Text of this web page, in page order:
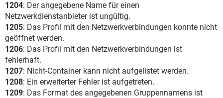
1204: Der angegebene Name für einen
Netzwerkdienstanbieter ist ungültig.
1205: Das Profil mit den Netzwerkverbindungen konnte nicht
geöffnet werden.
1206: Das Profil mit den Netzwerkverbindungen ist
fehlerhaft.
1207: Nicht-Container kann nicht aufgelistet werden.
1208: Ein erweiterter Fehler ist aufgetreten.
1209: Das Format des angegebenen Gruppennamens ist